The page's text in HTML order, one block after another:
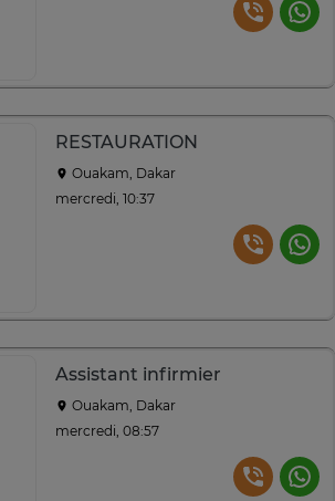
RESTAURATION
Ouakam, Dakar
mercredi, 10:37
Assistant infirmier
Ouakam, Dakar
mercredi, 08:57